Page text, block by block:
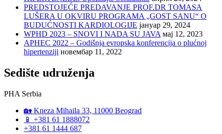
PREDSTOJEĆE PREDAVANJE PROF.DR TOMASA
LUŠERA U OKVIRU PROGRAMA „GOST SANU“ O
BUDUĆNOSTI KARDIOLOGIJE јануар 29, 2024
WPHD 2023 – SNOVI I NADA SU JAVA мај 12, 2023
APHEC 2022 – Godišnja evropska konferencija o plućnoj
hipertenziji новембар 11, 2022
Sedište udruženja
PHA Serbia
🏡 Kneza Mihaila 33, 11000 Beograd
📱 +381 61 1888072
+381 61 1444 687